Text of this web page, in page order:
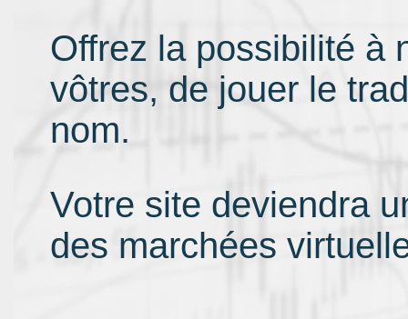
Offrez la possibilité à
vôtres, de jouer le
nom.
Votre site deviendra
des marchées